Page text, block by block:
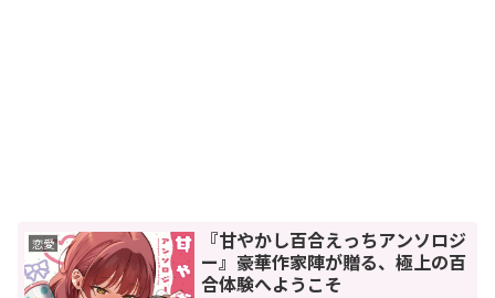
恋愛
『甘やかし百合えっちアンソロジ
ー』豪華作家陣が贈る、極上の百
合体験へようこそ